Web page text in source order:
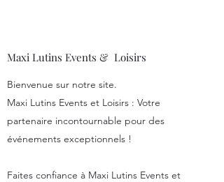
Maxi Lutins Events & Loisirs
Bienvenue sur notre site.
Maxi Lutins Events et Loisirs : Votre
partenaire incontournable pour des
événements exceptionnels !
Faites confiance à Maxi Lutins Events et